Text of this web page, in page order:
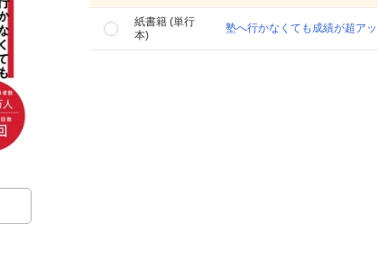
紙書籍 (単行
本)
塾へ行かなくても成績が超ア